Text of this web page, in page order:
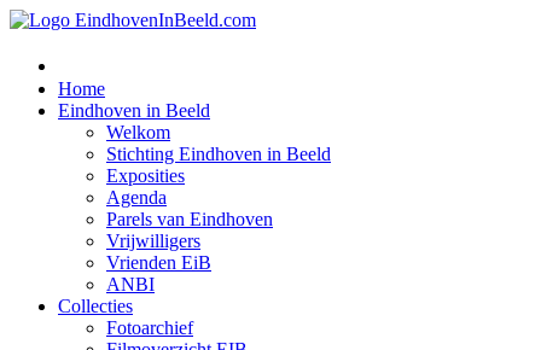
Home
Eindhoven in Beeld
Welkom
Stichting Eindhoven in Beeld
Exposities
Agenda
Parels van Eindhoven
Vrijwilligers
Vrienden EiB
ANBI
Collecties
Fotoarchief